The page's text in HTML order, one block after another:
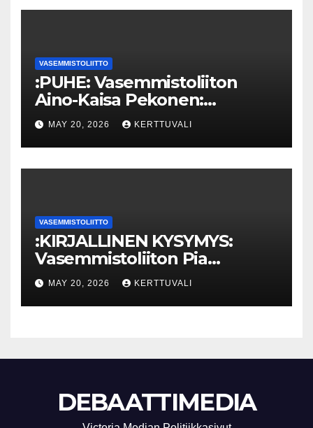
VASEMMISTOLIITTO
:PUHE: Vasemmistoliiton
Aino-Kaisa Pekonen:
Eriarvoistumisen
pysäyttäminen luo
turvallisuutta
MAY 20, 2026 KERTTUVALI
VASEMMISTOLIITTO
:KIRJALLINEN KYSYMYS:
Vasemmistoliiton Pia
Lohikoski: Missä viipyy Orpon
hallituksen drooniohjeistus
kunnille?
MAY 20, 2026 KERTTUVALI
DEBAATTIMEDIA